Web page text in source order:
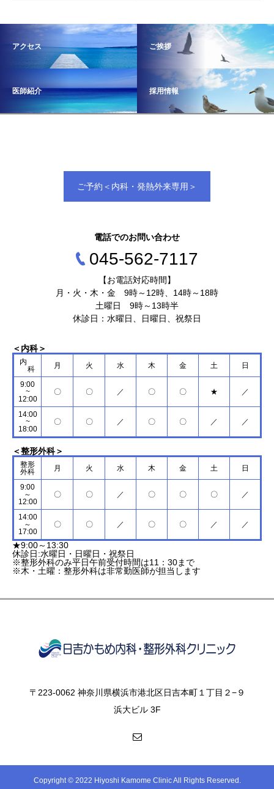
アクセス ご挨拶
医師紹介 採用情報
ご予約＜内科・発熱外来専用＞
電話でのお問い合わせ
045‐562‐7117
【お電話対応時間】
月・火・木・金 9時～12時、14時～18時
土曜日 9時～13時半
休診日：水曜日、日曜日、祝祭日
＜内科＞
内
科
月 火 水 木 金 土 日
9:00
~
12:00
〇 〇 ／ 〇 〇 ★ ／
14:00
~
18:00
〇 〇 ／ 〇 〇 ／ ／
＜整形外科＞
整形
外科
月 火 水 木 金 土 日
9:00
～
12:00
〇 〇 ／ 〇 〇 〇 ／
14:00
～
17:00
〇 〇 ／ 〇 〇 ／ ／
★9:00～13:30
休診日:水曜日・日曜日・祝祭日
※整形外科のみ平日午前受付時間は11：30まで
※木・土曜：整形外科は非常勤医師が担当します
〒223-0062 神奈川県横浜市港北区日吉本町１丁目２−９
浜大ビル 3F
Copyright © 2022 Hiyoshi Kamome Clinic All Rights Reserved.